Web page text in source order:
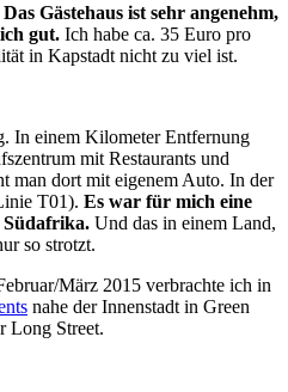
Das Gästehaus ist sehr angenehm,
gut. Ich habe ca. 35 Euro pro
in Kapstadt nicht zu viel ist.
In einem Kilometer Entfernung
mit Restaurants und
man dort mit eigenem Auto. In der
T01). Es war für mich eine
Südafrika. Und das in einem Land,
so strotzt.
März 2015 verbrachte ich in
nahe der Innenstadt in Green
Long Street.